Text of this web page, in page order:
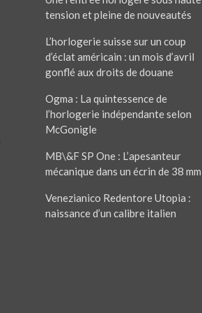
tension et pleine de nouveautés
L’horlogerie suisse sur un coup
d’éclat américain : un mois d’avril
gonflé aux droits de douane
Ogma : La quintessence de
l’horlogerie indépendante selon
McGonigle
MB\&F SP One : L’apesanteur
mécanique dans un écrin de 38 mm
Venezianico Redentore Utopia :
naissance d’un calibre italien